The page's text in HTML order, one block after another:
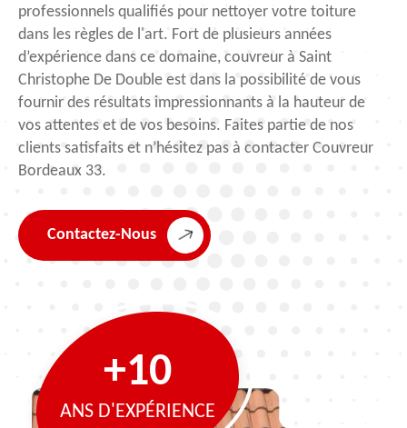
professionnels qualifiés pour nettoyer votre toiture
dans les règles de l'art. Fort de plusieurs années
d’expérience dans ce domaine, couvreur à Saint
Christophe De Double est dans la possibilité de vous
fournir des résultats impressionnants à la hauteur de
vos attentes et de vos besoins. Faites partie de nos
clients satisfaits et n’hésitez pas à contacter Couvreur
Bordeaux 33.
Contactez-Nous
+10
ANS D'EXPÉRIENCE